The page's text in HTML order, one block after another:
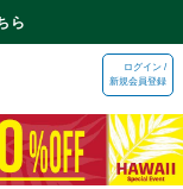
ら
ログイン /
新規会員登録